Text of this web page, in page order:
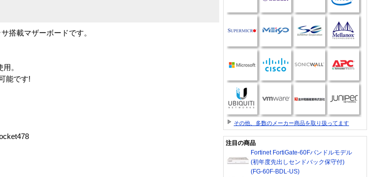
搭載マザーボードです。
。
能です!
その他、多数のメーカー商品を取り扱ってます
注目の商品
Fortinet FortiGate-60Fバンドルモデル
(初年度先出しセンドバック保守付)
(FG-60F-BDL-US)